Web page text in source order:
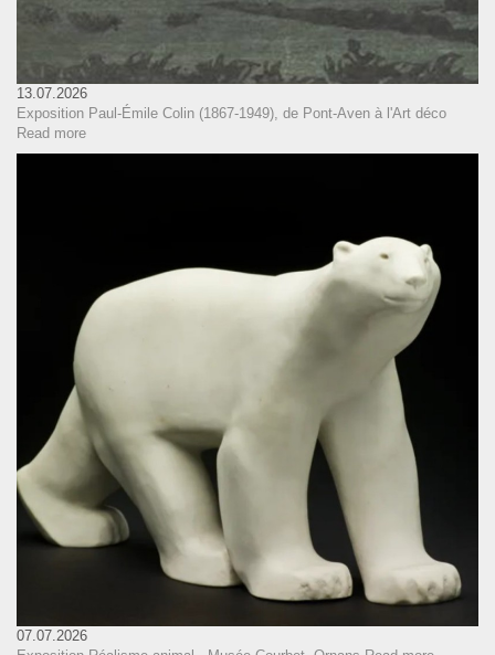
13.07.2026
Exposition Paul-Émile Colin (1867-1949), de Pont-Aven à l'Art déco
Read more
07.07.2026